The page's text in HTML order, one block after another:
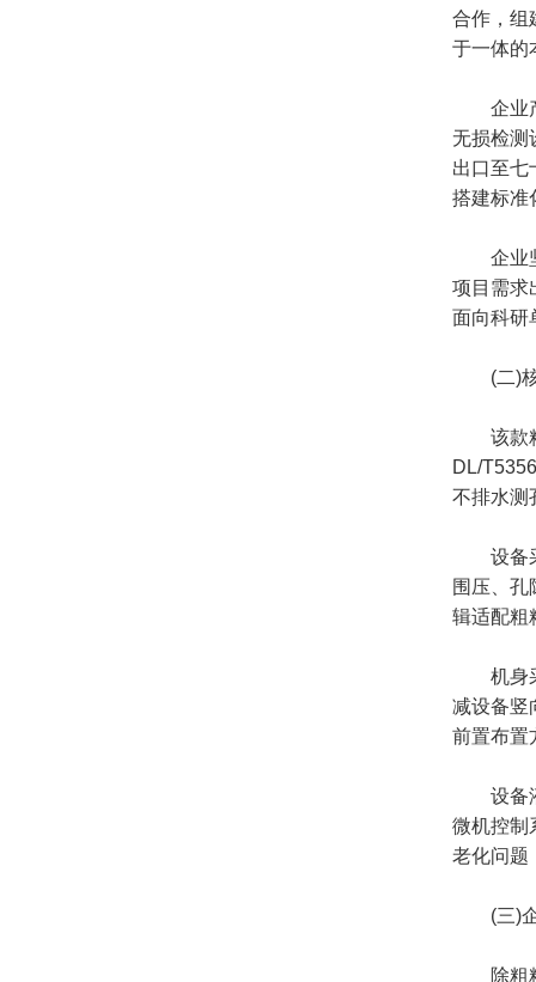
合作，组
于一体的
企业产
无损检测
出口至七
搭建标准
企业坚
项目需求
面向科研
(二)核
该款粗
DL/
不排水测
设备采
围压、孔
辑适配粗
机身采
减设备竖
前置布置
设备液
微机控制
老化问题
(三)企
除粗粒